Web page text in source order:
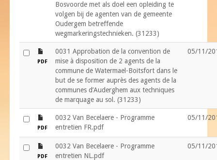
Bosvoorde met als doel een opleiding te
volgen bij de agenten van de gemeente
Oudergem betreffende
wegmarkeringstechnieken. (31233)
PDF
0031 Approbation de la convention de
mise à disposition de 2 agents de la
commune de Watermael-Boitsfort dans le
but de se former auprès des agents de la
communes d’Auderghem aux techniques
de marquage au sol. (31233)
05/11/
PDF
0032 Van Becelaere - Programme
entretien FR.pdf
05/11/
PDF
0032 Van Becelaere - Programme
entretien NL.pdf
05/11/